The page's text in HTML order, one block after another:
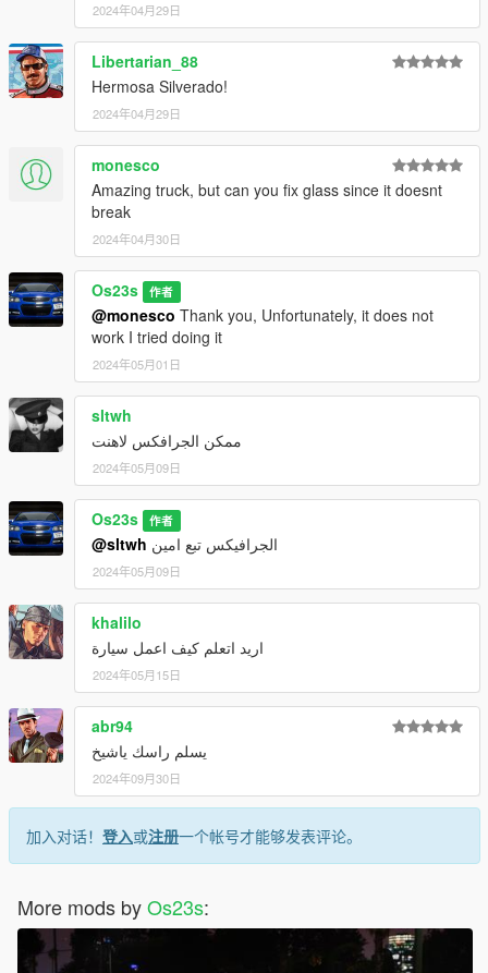
3）Go to GTAV\mods\update\x64\dlcpacksand make a folder
called silv91 add the included DLC.rpf file
SPAWN silv91
2024年04月29日
Libertarian_88
Hermosa Silverado!
2024年04月29日
monesco
Amazing truck, but can you fix glass since it doesnt
break
2024年04月30日
Os23s 作者
@monesco Thank you, Unfortunately, it does not
work I tried doing it
2024年05月01日
sltwh
ممكن الجرافكس لاهنت
2024年05月09日
Os23s 作者
@sltwh الجرافيكس تبع امين
2024年05月09日
khalilo
اريد اتعلم كيف اعمل سيارة
2024年05月15日
abr94
يسلم راسك ياشيخ
2024年09月30日
加入对话！ 登入或注册一个帐号才能够发表评论。
More mods byOs23s: